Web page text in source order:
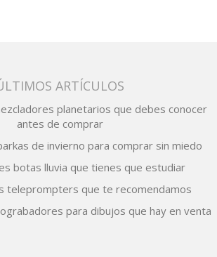
ARTÍCULOS
planetarios que debes conocer
antes de comprar
de invierno para comprar sin miedo
botas lluvia que tienes que estudiar
teleprompters que te recomendamos
para dibujos que hay en venta